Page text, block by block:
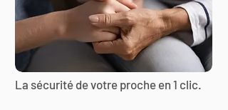
La sécurité de votre proche en 1 clic.